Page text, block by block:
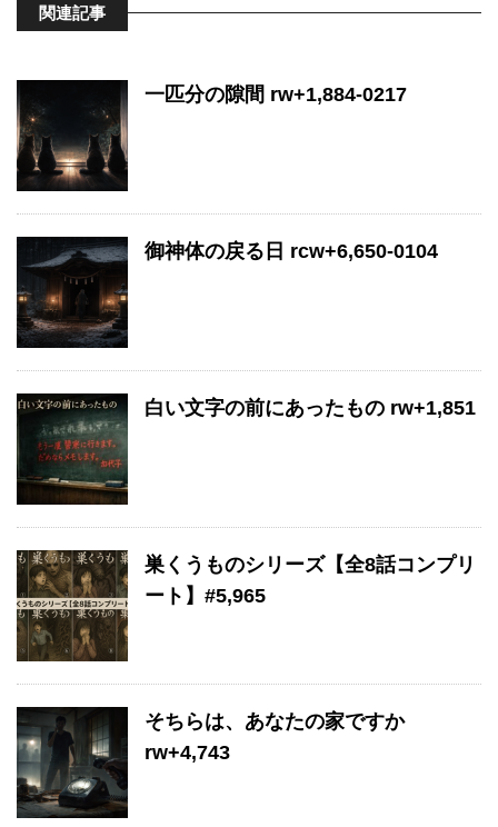
関連記事
一匹分の隙間 rw+1,884-0217
御神体の戻る日 rcw+6,650-0104
白い文字の前にあったもの rw+1,851
巣くうものシリーズ【全8話コンプリ
ート】#5,965
そちらは、あなたの家ですか
rw+4,743